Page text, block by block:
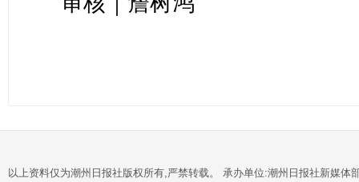
以上资料仅为潮州日报社版权所有,严禁转载。 承办单位:潮州日报社新媒体